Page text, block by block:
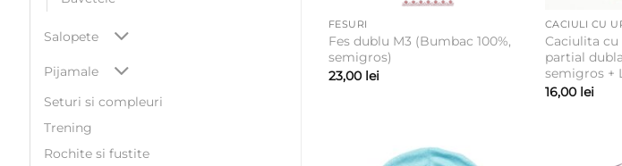
Salopete
Pijamale
Seturi si compleuri
Trening
Rochite si fustite
FESURI
Fes dublu M3 (Bumbac 100%,
semigros)
23,00 lei
CACIULI CU
Caciulita cu
partial
semigros +
16,00 lei